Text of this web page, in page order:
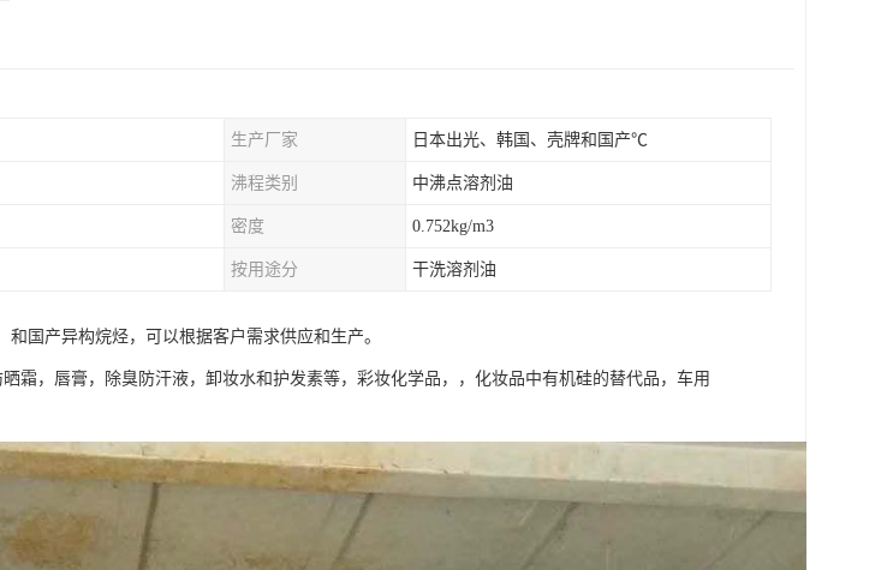
生产厂家 日本出光、韩国、壳牌和国产℃
沸程类别 中沸点溶剂油
密度 0.752kg/m3
按用途分 干洗溶剂油
国产异构烷烃，可以根据客户需求供应和生产。
霜，唇膏，除臭防汗液，卸妆水和护发素等，彩妆化学品，，化妆品中有机硅的替代品，车用